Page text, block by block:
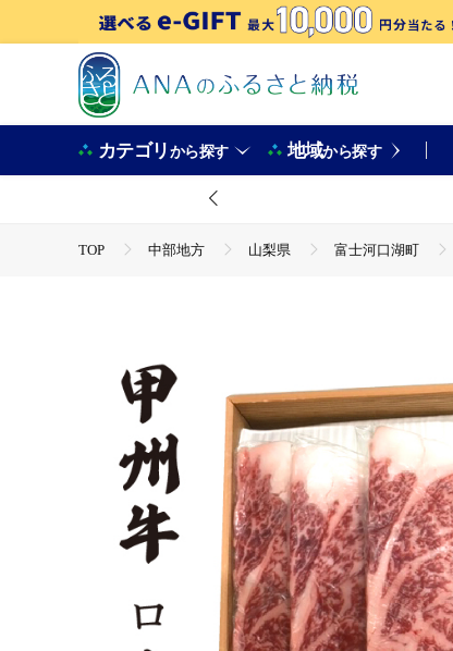
カテゴリから探す 地域から探す
TOP 中部地方 山梨県 富士河口湖町